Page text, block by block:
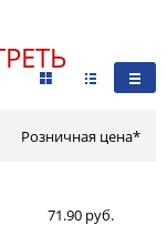
Розничная цена*
71.90 руб.